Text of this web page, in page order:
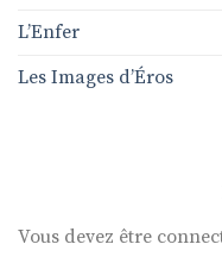
Vous devez être
L’Enfer
Les Images d’Éros